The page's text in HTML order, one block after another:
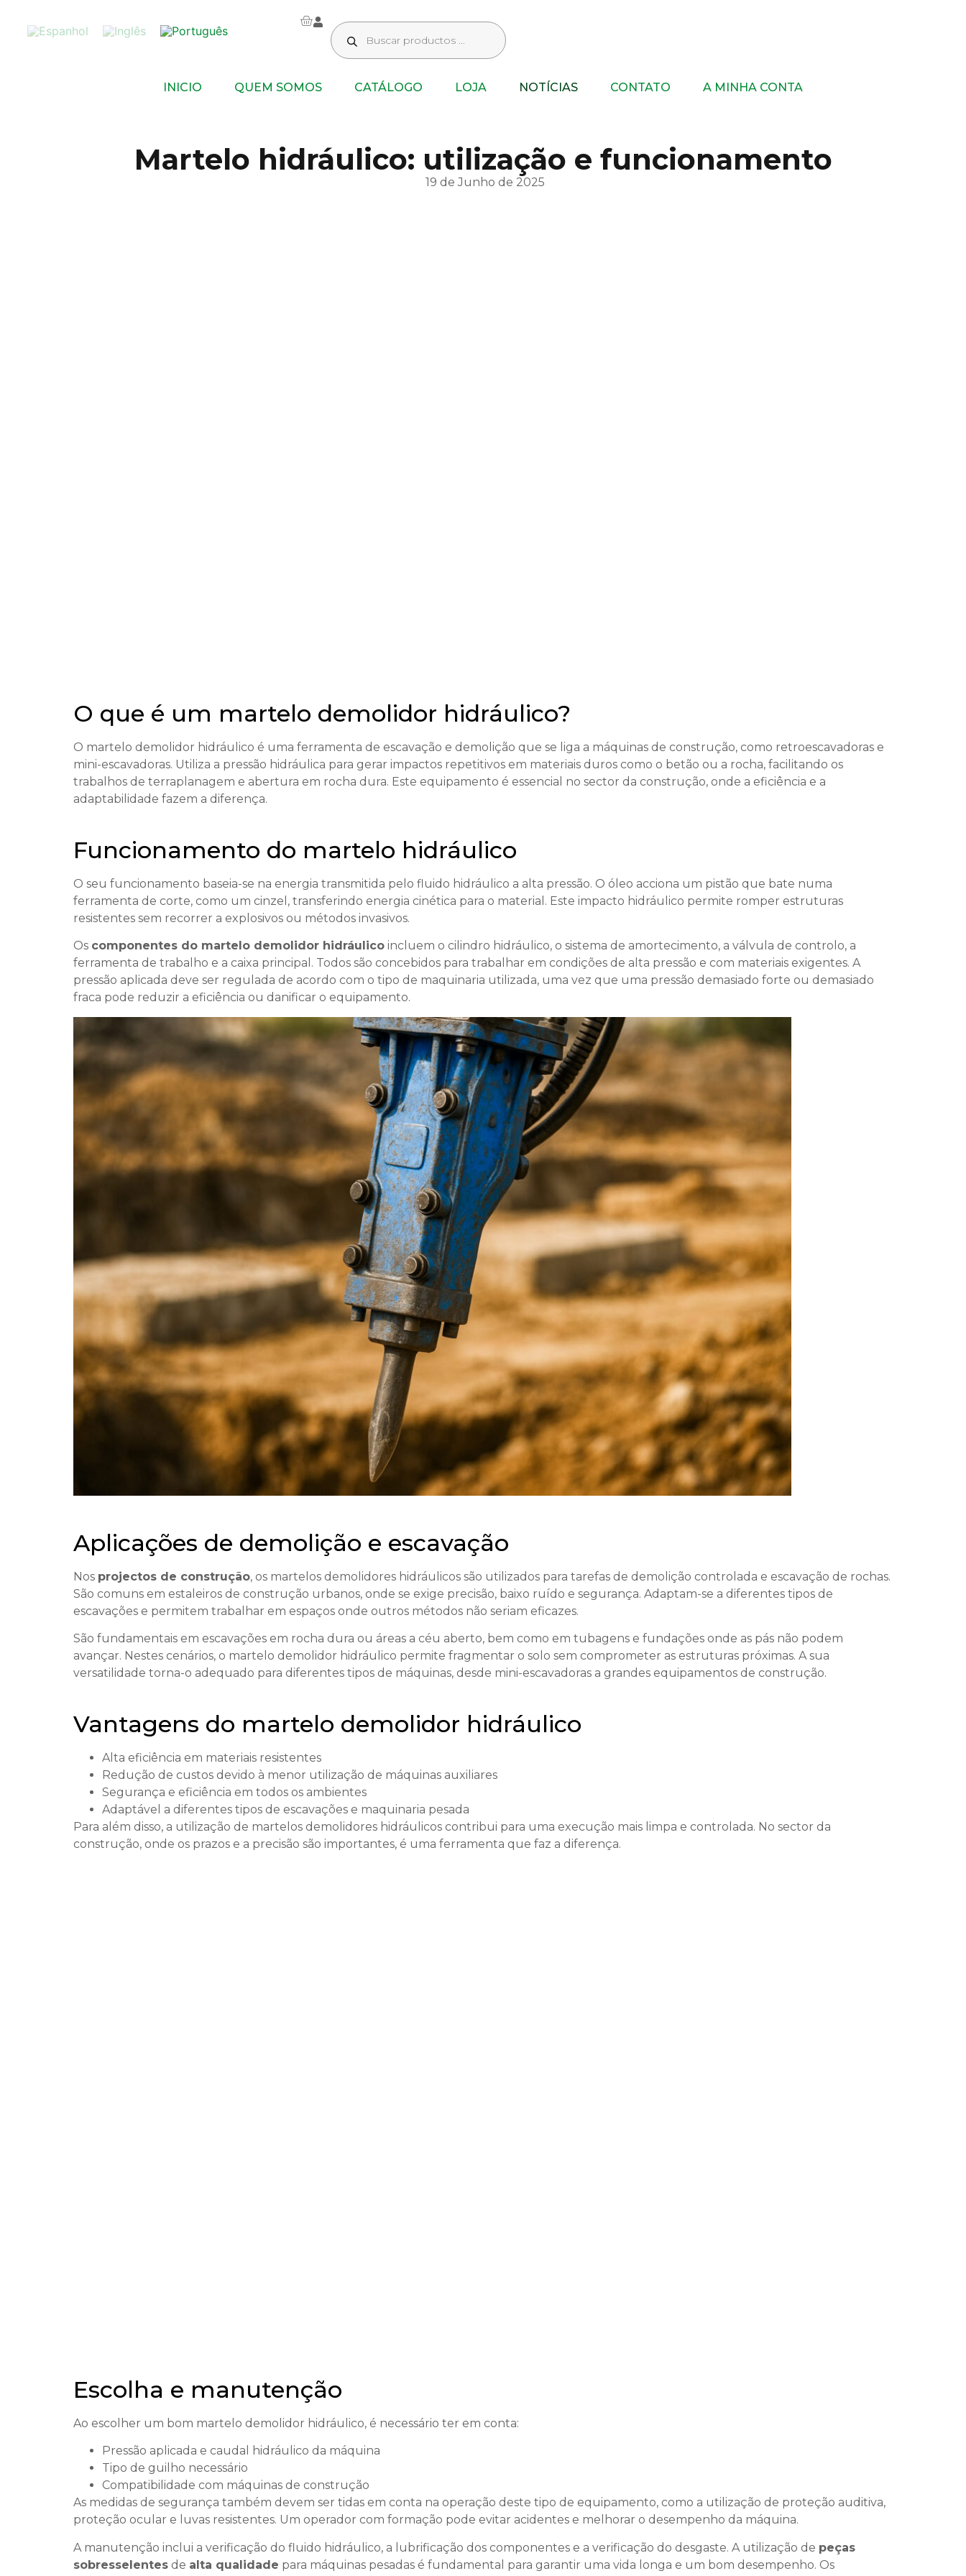
INICIO QUEM SOMOS CATÁLOGO LOJA NOTÍCIAS CONTATO A MINHA CONTA
Martelo hidráulico: utilização e funcionamento
19 de Junho de 2025
O que é um martelo demolidor hidráulico?
O martelo demolidor hidráulico é uma ferramenta de escavação e demolição que se liga a máquinas de construção, como retroescavadoras e
mini-escavadoras. Utiliza a pressão hidráulica para gerar impactos repetitivos em materiais duros como o betão ou a rocha, facilitando os
trabalhos de terraplanagem e abertura em rocha dura. Este equipamento é essencial no sector da construção, onde a eficiência e a
adaptabilidade fazem a diferença.
Funcionamento do martelo hidráulico
O seu funcionamento baseia-se na energia transmitida pelo fluido hidráulico a alta pressão. O óleo acciona um pistão que bate numa
ferramenta de corte, como um cinzel, transferindo energia cinética para o material. Este impacto hidráulico permite romper estruturas
resistentes sem recorrer a explosivos ou métodos invasivos.
Os componentes do martelo demolidor hidráulico incluem o cilindro hidráulico, o sistema de amortecimento, a válvula de controlo, a
ferramenta de trabalho e a caixa principal. Todos são concebidos para trabalhar em condições de alta pressão e com materiais exigentes. A
pressão aplicada deve ser regulada de acordo com o tipo de maquinaria utilizada, uma vez que uma pressão demasiado forte ou demasiado
fraca pode reduzir a eficiência ou danificar o equipamento.
Aplicações de demolição e escavação
Nos projectos de construção, os martelos demolidores hidráulicos são utilizados para tarefas de demolição controlada e escavação de rochas.
São comuns em estaleiros de construção urbanos, onde se exige precisão, baixo ruído e segurança. Adaptam-se a diferentes tipos de
escavações e permitem trabalhar em espaços onde outros métodos não seriam eficazes.
São fundamentais em escavações em rocha dura ou áreas a céu aberto, bem como em tubagens e fundações onde as pás não podem
avançar. Nestes cenários, o martelo demolidor hidráulico permite fragmentar o solo sem comprometer as estruturas próximas. A sua
versatilidade torna-o adequado para diferentes tipos de máquinas, desde mini-escavadoras a grandes equipamentos de construção.
Vantagens do martelo demolidor hidráulico
Alta eficiência em materiais resistentes
Redução de custos devido à menor utilização de máquinas auxiliares
Segurança e eficiência em todos os ambientes
Adaptável a diferentes tipos de escavações e maquinaria pesada
Para além disso, a utilização de martelos demolidores hidráulicos contribui para uma execução mais limpa e controlada. No sector da
construção, onde os prazos e a precisão são importantes, é uma ferramenta que faz a diferença.
Escolha e manutenção
Ao escolher um bom martelo demolidor hidráulico, é necessário ter em conta:
Pressão aplicada e caudal hidráulico da máquina
Tipo de guilho necessário
Compatibilidade com máquinas de construção
As medidas de segurança também devem ser tidas em conta na operação deste tipo de equipamento, como a utilização de proteção auditiva,
proteção ocular e luvas resistentes. Um operador com formação pode evitar acidentes e melhorar o desempenho da máquina.
A manutenção inclui a verificação do fluido hidráulico, a lubrificação dos componentes e a verificação do desgaste. A utilização de peças
sobresselentes de alta qualidade para máquinas pesadas é fundamental para garantir uma vida longa e um bom desempenho. Os